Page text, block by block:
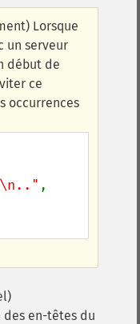
Lorsque
un serveur
début de
ce
occurrences
en-têtes du